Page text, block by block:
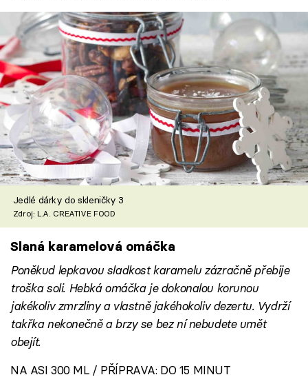
Jedlé dárky do skleničky 3
Zdroj: L.A. CREATIVE FOOD
Slaná karamelová omáčka
Poněkud lepkavou sladkost karamelu zázračně přebije
troška soli. Hebká omáčka je dokonalou korunou
jakékoliv zmrzliny a vlastně jakéhokoliv dezertu. Vydrží
takřka nekonečně a brzy se bez ní nebudete umět
obejít.
NA ASI 300 ML / PŘÍPRAVA: DO 15 MINUT